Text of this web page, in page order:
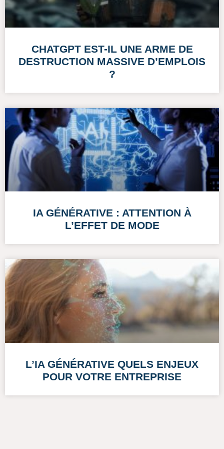
CHATGPT EST-IL UNE ARME DE
DESTRUCTION MASSIVE D’EMPLOIS
?
IA GÉNÉRATIVE : ATTENTION À
L’EFFET DE MODE
L’IA GÉNÉRATIVE QUELS ENJEUX
POUR VOTRE ENTREPRISE